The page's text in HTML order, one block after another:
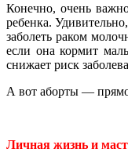
Конечно, очень
ребенка.
заболеть раком
если она кормит
снижает риск
А вот аборты —
Личная жизнь и